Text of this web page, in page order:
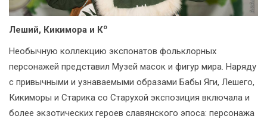
Леший, Кикимора и Кo
Необычную коллекцию экспонатов фольклорных
персонажей представил Музей масок и фигур мира. Наряду
с привычными и узнаваемыми образами Бабы Яги, Лешего,
Кикиморы и Старика со Старухой экспозиция включала и
более экзотических героев славянского эпоса: персонажа